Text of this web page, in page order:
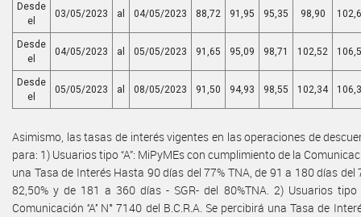
Desde
el
03/05/2023 al 04/05/2023 88,72 91,95 95,35 98,90
Desde
el
04/05/2023 al 05/05/2023 91,65 95,09 98,71 102,52
Desde
el
05/05/2023 al 08/05/2023 91,50 94,93 98,55 102,34
Asimismo, las tasas de interés vigentes en las operaciones de
para: 1) Usuarios tipo “A”: MiPyMEs con cumplimiento de la
una Tasa de Interés Hasta 90 días del 77% TNA, de 91 a 180 días
82,50% y de 181 a 360 días - SGR- del 80%TNA. 2) Usuarios tipo
Comunicación ‘‘A’’ N° 7140 del B.C.R.A. Se percibirá una Tasa de